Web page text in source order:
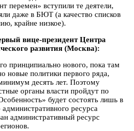
перемен» вступили те деятели,
даже в БЮТ (а качество списков
крайне низкое).
вице-президент Центра
развития (Москва):
принципиально нового, пока там
новые политики первого ряда,
десять лет. Поэтому
органы власти пройдут по
будет состоять лишь в
ресурса
административный ресурс